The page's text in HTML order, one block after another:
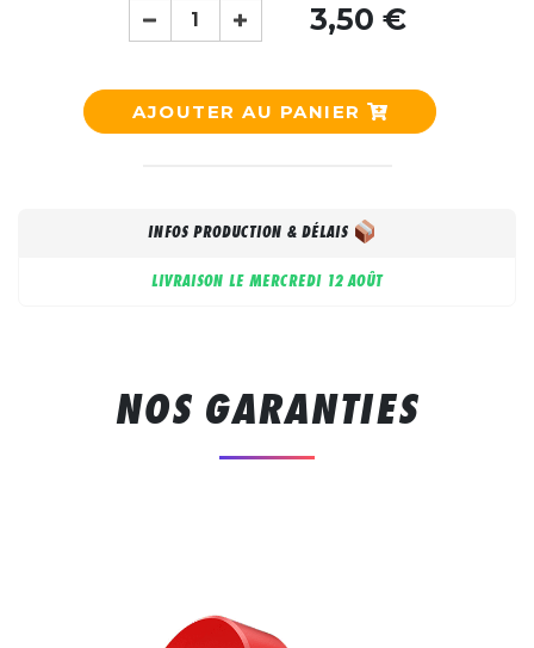
3,50 €
AJOUTER AU PANIER
INFOS PRODUCTION & DÉLAIS
LIVRAISON LE MERCREDI 12 AOÛT
NOS GARANTIES